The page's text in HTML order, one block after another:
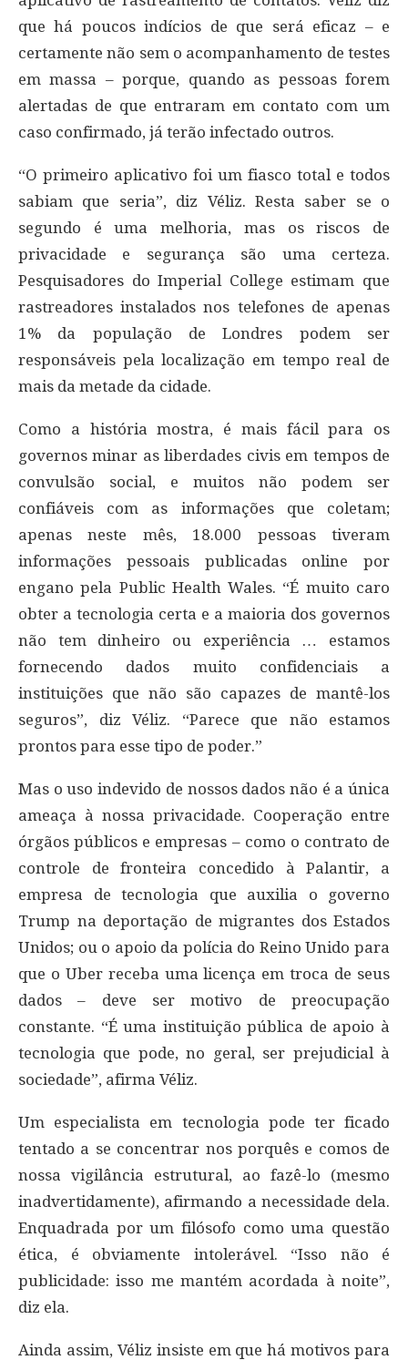
que há poucos indícios de que será eficaz – e
certamente não sem o acompanhamento de testes
em massa – porque, quando as pessoas forem
alertadas de que entraram em contato com um
caso confirmado, já terão infectado outros.
“O primeiro aplicativo foi um fiasco total e todos
sabiam que seria”, diz Véliz. Resta saber se o
segundo é uma melhoria, mas os riscos de
privacidade e segurança são uma certeza.
Pesquisadores do Imperial College estimam que
rastreadores instalados nos telefones de apenas
1% da população de Londres podem ser
responsáveis ​​pela localização em tempo real de
mais da metade da cidade.
Como a história mostra, é mais fácil para os
governos minar as liberdades civis em tempos de
convulsão social, e muitos não podem ser
confiáveis ​​com as informações que coletam;
apenas neste mês, 18.000 pessoas tiveram
informações pessoais publicadas online por
engano pela Public Health Wales. “É muito caro
obter a tecnologia certa e a maioria dos governos
não tem dinheiro ou experiência … estamos
fornecendo dados muito confidenciais a
instituições que não são capazes de mantê-los
seguros”, diz Véliz. “Parece que não estamos
prontos para esse tipo de poder.”
Mas o uso indevido de nossos dados não é a única
ameaça à nossa privacidade. Cooperação entre
órgãos públicos e empresas – como o contrato de
controle de fronteira concedido à Palantir, a
empresa de tecnologia que auxilia o governo
Trump na deportação de migrantes dos Estados
Unidos; ou o apoio da polícia do Reino Unido para
que o Uber receba uma licença em troca de seus
dados – deve ser motivo de preocupação
constante. “É uma instituição pública de apoio à
tecnologia que pode, no geral, ser prejudicial à
sociedade”, afirma Véliz.
Um especialista em tecnologia pode ter ficado
tentado a se concentrar nos porquês e comos de
nossa vigilância estrutural, ao fazê-lo (mesmo
inadvertidamente), afirmando a necessidade dela.
Enquadrada por um filósofo como uma questão
ética, é obviamente intolerável. “Isso não é
publicidade: isso me mantém acordada à noite”,
diz ela.
Ainda assim, Véliz insiste em que há motivos para